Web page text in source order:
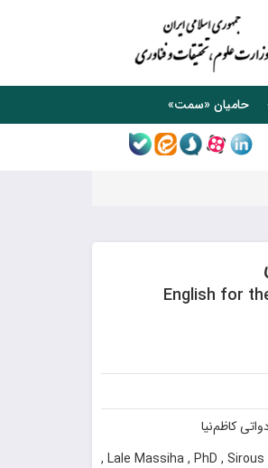
حامیان «سمت»
English for
کاظم‌نیا
Lale Massiha , PhD ,